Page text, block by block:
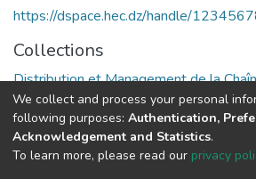
https://dspace.hec.dz/handle/
Collections
Distribution et Management de la
Full item page
DSpace software copyright ©
We collect and process your personal
following purposes: Authentication,
Acknowledgement and Statistics.
To learn more, please read our privacy